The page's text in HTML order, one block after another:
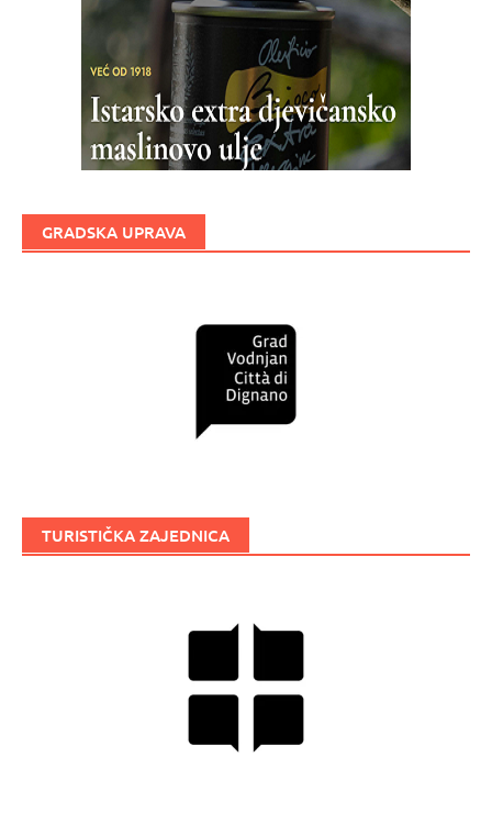
GRADSKA UPRAVA
TURISTIČKA ZAJEDNICA